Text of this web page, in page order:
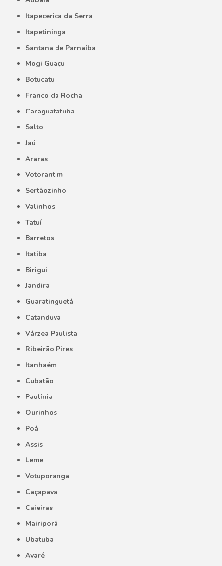
Itapecerica da Serra
Itapetininga
Santana de Parnaíba
Mogi Guaçu
Botucatu
Franco da Rocha
Caraguatatuba
Salto
Jaú
Araras
Votorantim
Sertãozinho
Valinhos
Tatuí
Barretos
Itatiba
Birigui
Jandira
Guaratinguetá
Catanduva
Várzea Paulista
Ribeirão Pires
Itanhaém
Cubatão
Paulínia
Ourinhos
Poá
Assis
Leme
Votuporanga
Caçapava
Caieiras
Mairiporã
Ubatuba
Avaré